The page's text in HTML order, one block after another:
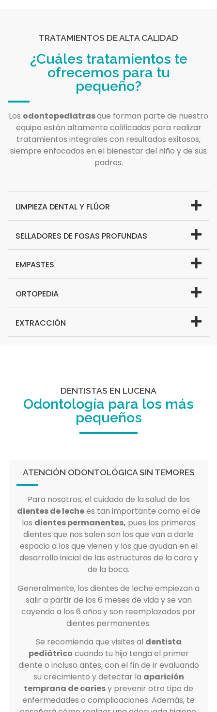
TRATAMIENTOS DE ALTA CALIDAD
¿Cuáles tratamientos te
ofrecemos para tu
pequeño?
Los odontopediatrasque forman parte de nuestro
equipo están altamente calificados para realizar
tratamientos integrales con resultados exitosos,
siempre enfocados en el bienestar del niño y de sus
padres.
LIMPIEZA DENTAL Y FLÚOR
SELLADORES DE FOSAS PROFUNDAS
EMPASTES
ORTOPEDIA
EXTRACCIÓN
DENTISTAS EN LUCENA
Odontología para los más
pequeños
ATENCIÓN ODONTOLÓGICA SIN TEMORES
Para nosotros, el cuidado de la salud de los
dientes de lechees tan importante como el de
los dientes permanentes, pues los primeros
dientes que nos salen son los que van a darle
espacio a los que vienen y los que ayudan en el
desarrollo inicial de las estructuras de la cara y
de la boca.
Generalmente, los dientes de leche empiezan a
salir a partir de los 6 meses de vida y se van
cayendo a los 6 años y son reemplazados por
dientes permanentes.
Se recomienda que visites al dentista
pediátrico cuando tu hijo tenga el primer
diente o incluso antes, con el fin de ir evaluando
su crecimiento y detectar la aparición
temprana de cariesy prevenir otro tipo de
enfermedades o complicaciones. Además, te